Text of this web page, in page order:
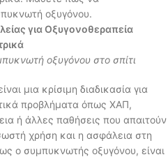
για Οξυγονοθεραπεία
οξυγόνου στο σπίτι
μια κρίσιμη διαδικασία για
προβλήματα όπως ΧΑΠ,
ή άλλες παθήσεις που απαιτούν
χρήση και η ασφάλεια στη
ο συμπυκνωτής οξυγόνου, είναι